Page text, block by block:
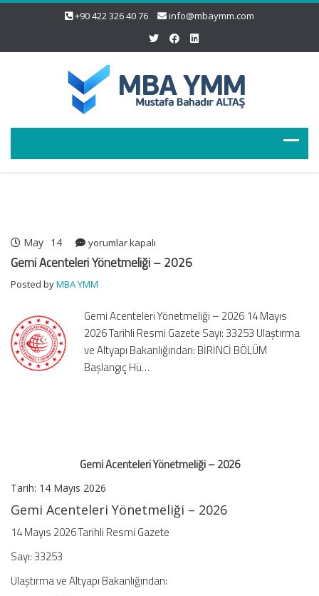
+90 422 326 40 76 info@mbaymm.com
May 14
Gemi
Acenteleri
–
için
yorumlar kapalı
Gemi Acenteleri Yönetmeliği – 2026
Posted byMBA YMM
Gemi Acenteleri Yönetmeliği – 2026 14 Mayıs
2026 Tarihli Resmi Gazete Sayı: 33253 Ulaştırma
ve Altyapı Bakanlığından: BİRİNCİ BÖLÜM
Başlangıç Hü…
Gemi Acenteleri Yönetmeliği – 2026
Tarih: 14 Mayıs 2026
Gemi Acenteleri Yönetmeliği – 2026
14 Mayıs 2026 Tarihli Resmi Gazete
Sayı: 33253
Ulaştırma ve Altyapı Bakanlığından: